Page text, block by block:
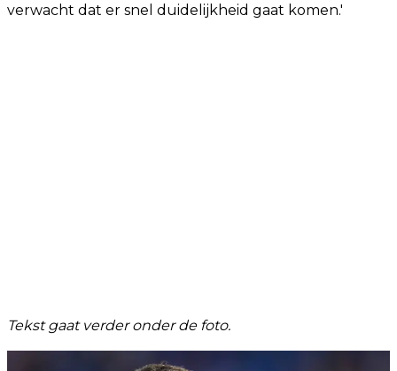
verwacht dat er snel duidelijkheid gaat komen.'
Tekst gaat verder onder de foto.